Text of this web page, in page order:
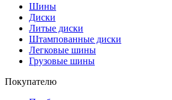
Шины
Диски
Литые диски
Штампованные диски
Легковые шины
Грузовые шины
Покупателю